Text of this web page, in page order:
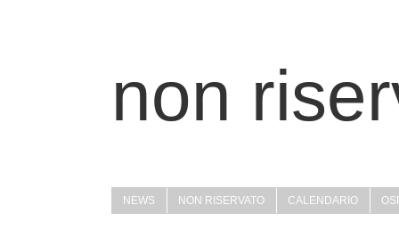
non
NEWS NON RISERVATO CALENDARIO